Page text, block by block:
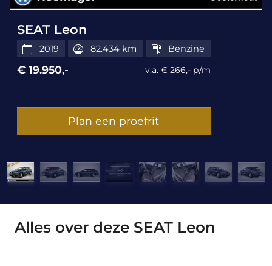
SEAT Leon
2019 82.434 km Benzine
€ 19.950,- v.a. € 266,- p/m
Plan een proefrit
Alles over deze SEAT Leon